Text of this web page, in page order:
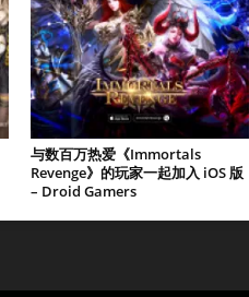
与数百万热爱《Immortals
Revenge》的玩家一起加入 iOS 版
– Droid Gamers